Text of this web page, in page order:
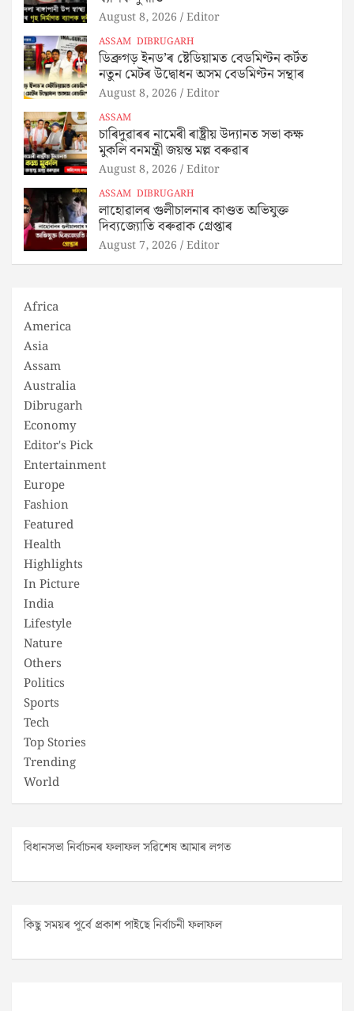
August 8, 2026 Editor
ASSAM DIBRUGARH
ডিব্ৰুগড় ইনড’ৰ ষ্টেডিয়ামত বেডমিণ্টন কৰ্টত
নতুন মেটৰ উদ্বোধন অসম বেডমিণ্টন সন্থাৰ
August 8, 2026 Editor
ASSAM
চাৰিদুৱাৰৰ নামেৰী ৰাষ্ট্ৰীয় উদ্যানত সভা কক্ষ
মুকলি বনমন্ত্ৰী জয়ন্ত মল্ল বৰুৱাৰ
August 8, 2026 Editor
ASSAM DIBRUGARH
লাহোৱালৰ গুলীচালনাৰ কাণ্ডত অভিযুক্ত
দিব্যজ্যোতি বৰুৱাক গ্ৰেপ্তাৰ
August 7, 2026 Editor
Africa
America
Asia
Assam
Australia
Dibrugarh
Economy
Editor's Pick
Entertainment
Europe
Fashion
Featured
Health
Highlights
In Picture
India
Lifestyle
Nature
Others
Politics
Sports
Tech
Top Stories
Trending
World
বিধানসভা নিৰ্বাচনৰ ফলাফল সৱিশেষ আমাৰ লগত
কিছু সময়ৰ পূৰ্বে প্ৰকাশ পাইছে নিৰ্বাচনী ফলাফল